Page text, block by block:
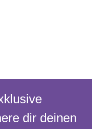
dir deinen